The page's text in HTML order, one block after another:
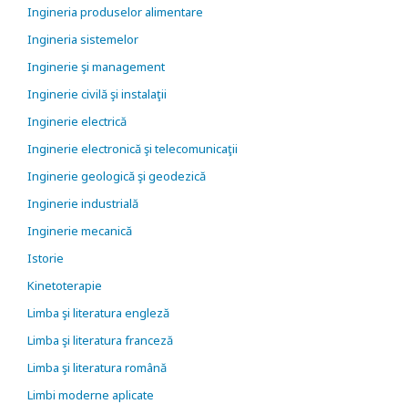
Ingineria produselor alimentare
Ingineria sistemelor
Inginerie şi management
Inginerie civilă şi instalaţii
Inginerie electrică
Inginerie electronică şi telecomunicaţii
Inginerie geologică şi geodezică
Inginerie industrială
Inginerie mecanică
Istorie
Kinetoterapie
Limba şi literatura engleză
Limba şi literatura franceză
Limba şi literatura română
Limbi moderne aplicate